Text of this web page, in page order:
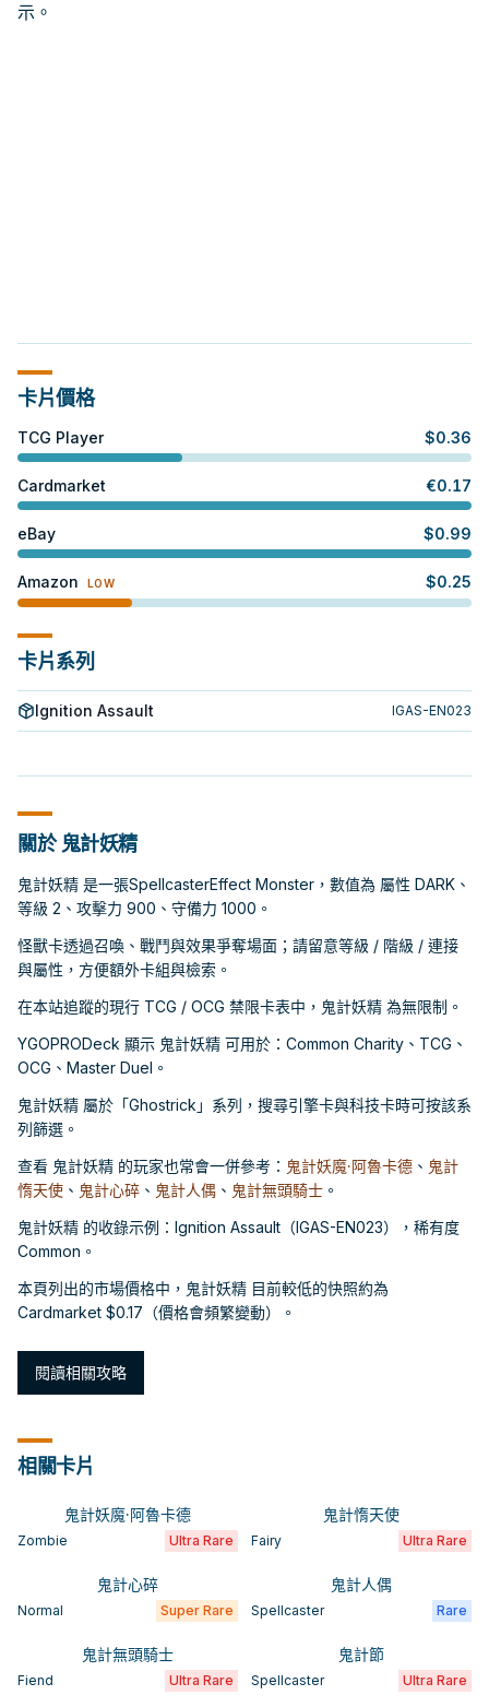
示。
卡片價格
TCG Player $0.36
Cardmarket €0.17
eBay $0.99
Amazon LOW $0.25
卡片系列
Ignition Assault IGAS-EN023
關於 鬼計妖精
鬼計妖精 是一張SpellcasterEffect Monster，數值為 屬性 DARK、
等級 2、攻擊力 900、守備力 1000。
怪獸卡透過召喚、戰鬥與效果爭奪場面；請留意等級 / 階級 / 連接
與屬性，方便額外卡組與檢索。
在本站追蹤的現行 TCG / OCG 禁限卡表中，鬼計妖精 為無限制。
YGOPRODeck 顯示 鬼計妖精 可用於：Common Charity、TCG、
OCG、Master Duel。
鬼計妖精 屬於「Ghostrick」系列，搜尋引擎卡與科技卡時可按該系
列篩選。
查看 鬼計妖精 的玩家也常會一併參考： 鬼計妖魔·阿魯卡德 、 鬼計
惰天使 、 鬼計心碎 、 鬼計人偶 、 鬼計無頭騎士 。
鬼計妖精 的收錄示例：Ignition Assault（IGAS-EN023），稀有度
Common。
本頁列出的市場價格中，鬼計妖精 目前較低的快照約為
Cardmarket $0.17（價格會頻繁變動）。
閱讀相關攻略
相關卡片
鬼計妖魔·阿魯卡德
Zombie Ultra Rare
鬼計惰天使
Fairy Ultra Rare
鬼計心碎
Normal Super Rare
鬼計人偶
Spellcaster Rare
鬼計無頭騎士
Fiend Ultra Rare
鬼計節
Spellcaster Ultra Rare